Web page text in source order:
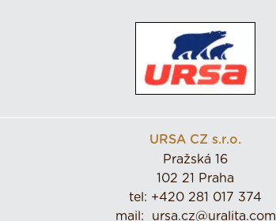
URSA CZ s.r.o.
Pražská 16
102 21 Praha
tel: +420 281 017 374
mail: ursa.cz@uralita.com